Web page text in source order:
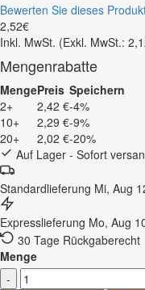
Bewerten Sie dieses
2,52€
Inkl. MwSt. (Exkl. MwSt.:
Mengenrabatte
MengePreis Speichern
2+
2,42 €-4%
10+
2,29 €-9%
20+
2,02 €-20%
Auf Lager - Sofort
Standardlieferung Mi, Aug
Expresslieferung Mo, Aug
30 Tage Rückgaberecht
Menge
-